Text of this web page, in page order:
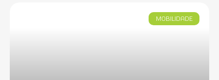
MOBILIDADE